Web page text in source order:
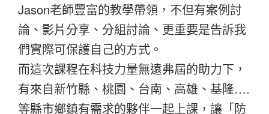
Jason老師豐富的教學帶領，不但有案例討
論、影片分享、分組討論、更重要是告訴我
們實際可保護自己的方式。
而這次課程在科技力量無遠弗屆的助力下，
有來自新竹縣、桃園、台南、高雄、基隆….
等縣市鄉鎮有需求的夥伴一起上課，讓「防